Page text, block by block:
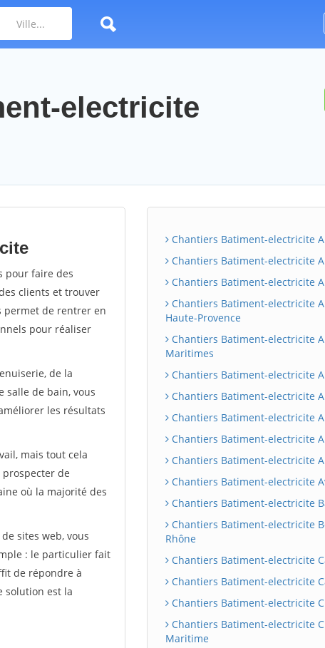
electricite
pour faire des
clients et trouver
permet de rentrer en
pour réaliser
de la
salle de bain, vous
les résultats
mais tout cela
de
où la majorité des
sites web, vous
: le particulier fait
de répondre à
solution est la
Chantiers Batiment-electricite
Chantiers Batiment-electricite
Chantiers Batiment-electricite
Chantiers Batiment-electricite
Haute-Provence
Chantiers Batiment-electricite
Maritimes
Chantiers Batiment-electricite
Chantiers Batiment-electricite
Chantiers Batiment-electricite
Chantiers Batiment-electricite
Chantiers Batiment-electricite
Chantiers Batiment-electricite
Chantiers Batiment-electricite
Chantiers Batiment-electricite
Rhône
Chantiers Batiment-electricite
Chantiers Batiment-electricite
Chantiers Batiment-electricite
Chantiers Batiment-electricite
Maritime